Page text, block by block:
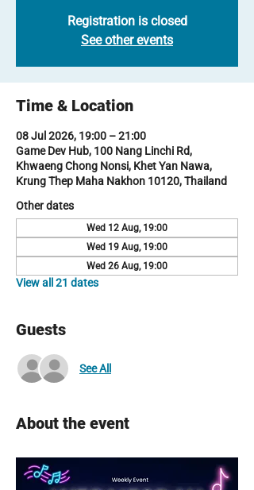
Registration is closed
See other events
Time & Location
08 Jul 2026, 19:00 – 21:00
Game Dev Hub, 100 Nang Linchi Rd,
Khwaeng Chong Nonsi, Khet Yan Nawa,
Krung Thep Maha Nakhon 10120, Thailand
Other dates
Wed 12 Aug, 19:00
Wed 19 Aug, 19:00
Wed 26 Aug, 19:00
View all 21 dates
Guests
See All
About the event